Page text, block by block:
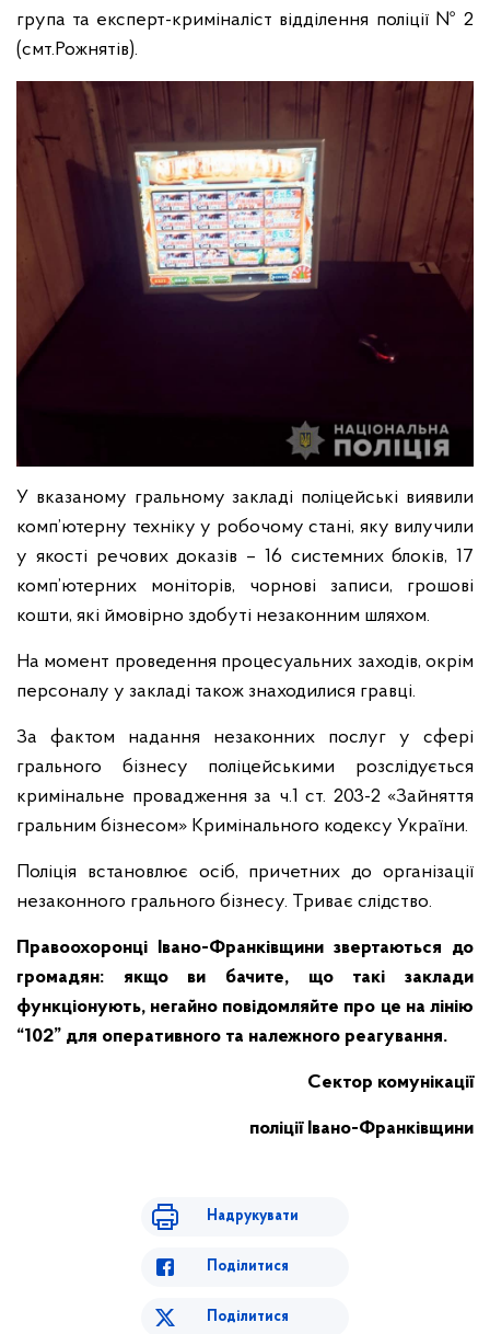
група та експерт-криміналіст відділення поліції № 2
(смт.Рожнятів).
У вказаному гральному закладі поліцейські виявили
комп’ютерну техніку у робочому стані, яку вилучили
у якості речових доказів – 16 системних блоків, 17
комп’ютерних моніторів, чорнові записи, грошові
кошти, які ймовірно здобуті незаконним шляхом.
На момент проведення процесуальних заходів, окрім
персоналу у закладі також знаходилися гравці.
За фактом надання незаконних послуг у сфері
грального бізнесу поліцейськими розслідується
кримінальне провадження за ч.1 ст. 203-2 «Зайняття
гральним бізнесом» Кримінального кодексу України.
Поліція встановлює осіб, причетних до організації
незаконного грального бізнесу. Триває слідство.
Правоохоронці Івано-Франківщини звертаються до
громадян: якщо ви бачите, що такі заклади
функціонують, негайно повідомляйте про це на лінію
“102” для оперативного та належного реагування.
Сектор комунікації
поліції Івано-Франківщини
Надрукувати
Поділитися
Поділитися